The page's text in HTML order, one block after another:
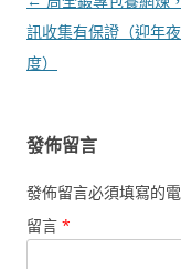
章
導
訊收集有保證（迎年
度）
發佈留言
發佈留言必須填寫的
留言 *